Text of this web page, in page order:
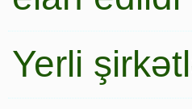
Yerli